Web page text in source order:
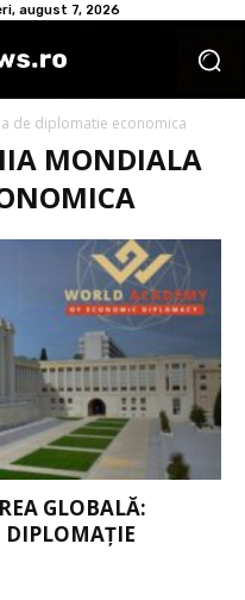
august 7, 2026
de diplomatie economica
MONDIALA
GLOBALĂ: